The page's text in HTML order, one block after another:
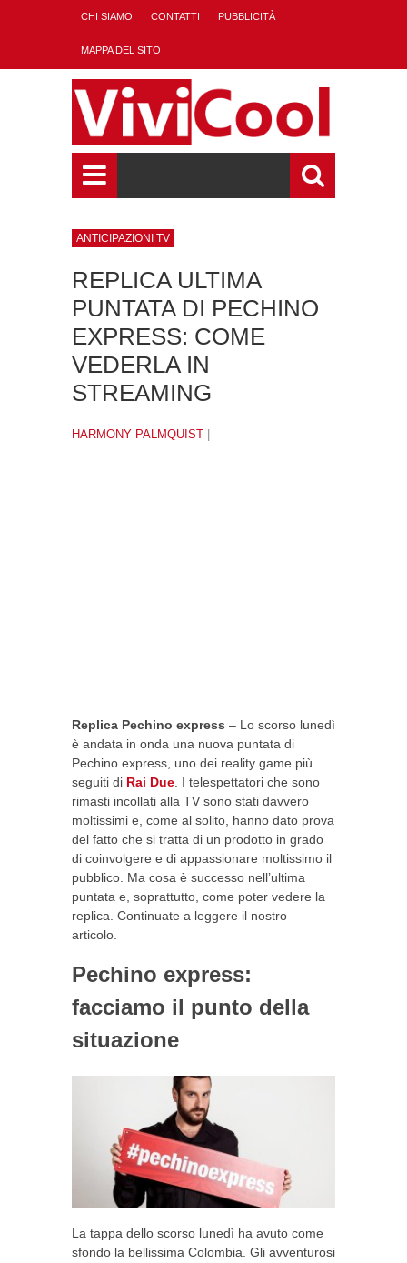
CHI SIAMO CONTATTI PUBBLICITÀ
MAPPA DEL SITO
ANTICIPAZIONI TV
REPLICA ULTIMA
PUNTATA DI PECHINO
EXPRESS: COME
VEDERLA IN
STREAMING
HARMONY PALMQUIST
Replica Pechino express – Lo scorso lunedì
è andata in onda una nuova puntata di
Pechino express, uno dei reality game più
seguiti di Rai Due . I telespettatori che sono
rimasti incollati alla TV sono stati davvero
moltissimi e, come al solito, hanno dato prova
del fatto che si tratta di un prodotto in grado
di coinvolgere e di appassionare moltissimo il
pubblico. Ma cosa è successo nell’ultima
puntata e, soprattutto, come poter vedere la
replica. Continuate a leggere il nostro
articolo.
Pechino express:
facciamo il punto della
situazione
La tappa dello scorso lunedì ha avuto come
sfondo la bellissima Colombia. Gli avventurosi